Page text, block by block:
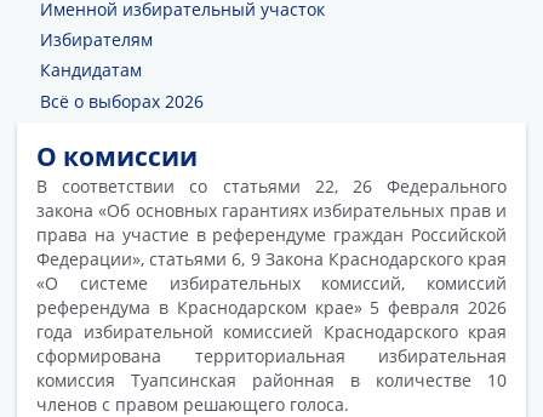
Именной избирательный участок
Избирателям
Кандидатам
Всё о выборах 2026
О комиссии
В соответствии со статьями 22, 26 Федерального
закона «Об основных гарантиях избирательных прав и
права на участие в референдуме граждан Российской
Федерации», статьями 6, 9 Закона Краснодарского края
«О системе избирательных комиссий, комиссий
референдума в Краснодарском крае» 5 февраля 2026
года избирательной комиссией Краснодарского края
сформирована территориальная избирательная
комиссия Туапсинская районная в количестве 10
членов с правом решающего голоса.